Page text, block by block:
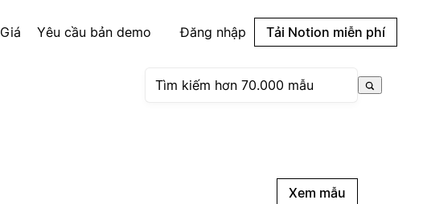
Giá Yêu cầu bản demo Đăng nhập Tải Notion miễn phí
Xem mẫu